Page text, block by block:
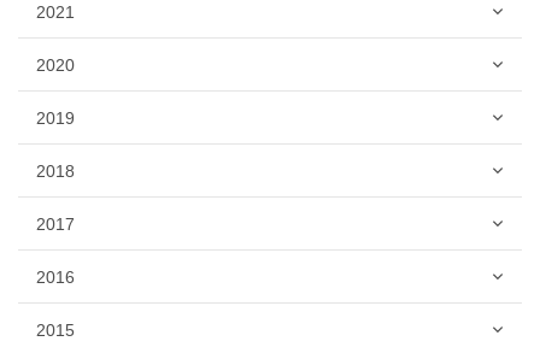
2021
2020
2019
2018
2017
2016
2015